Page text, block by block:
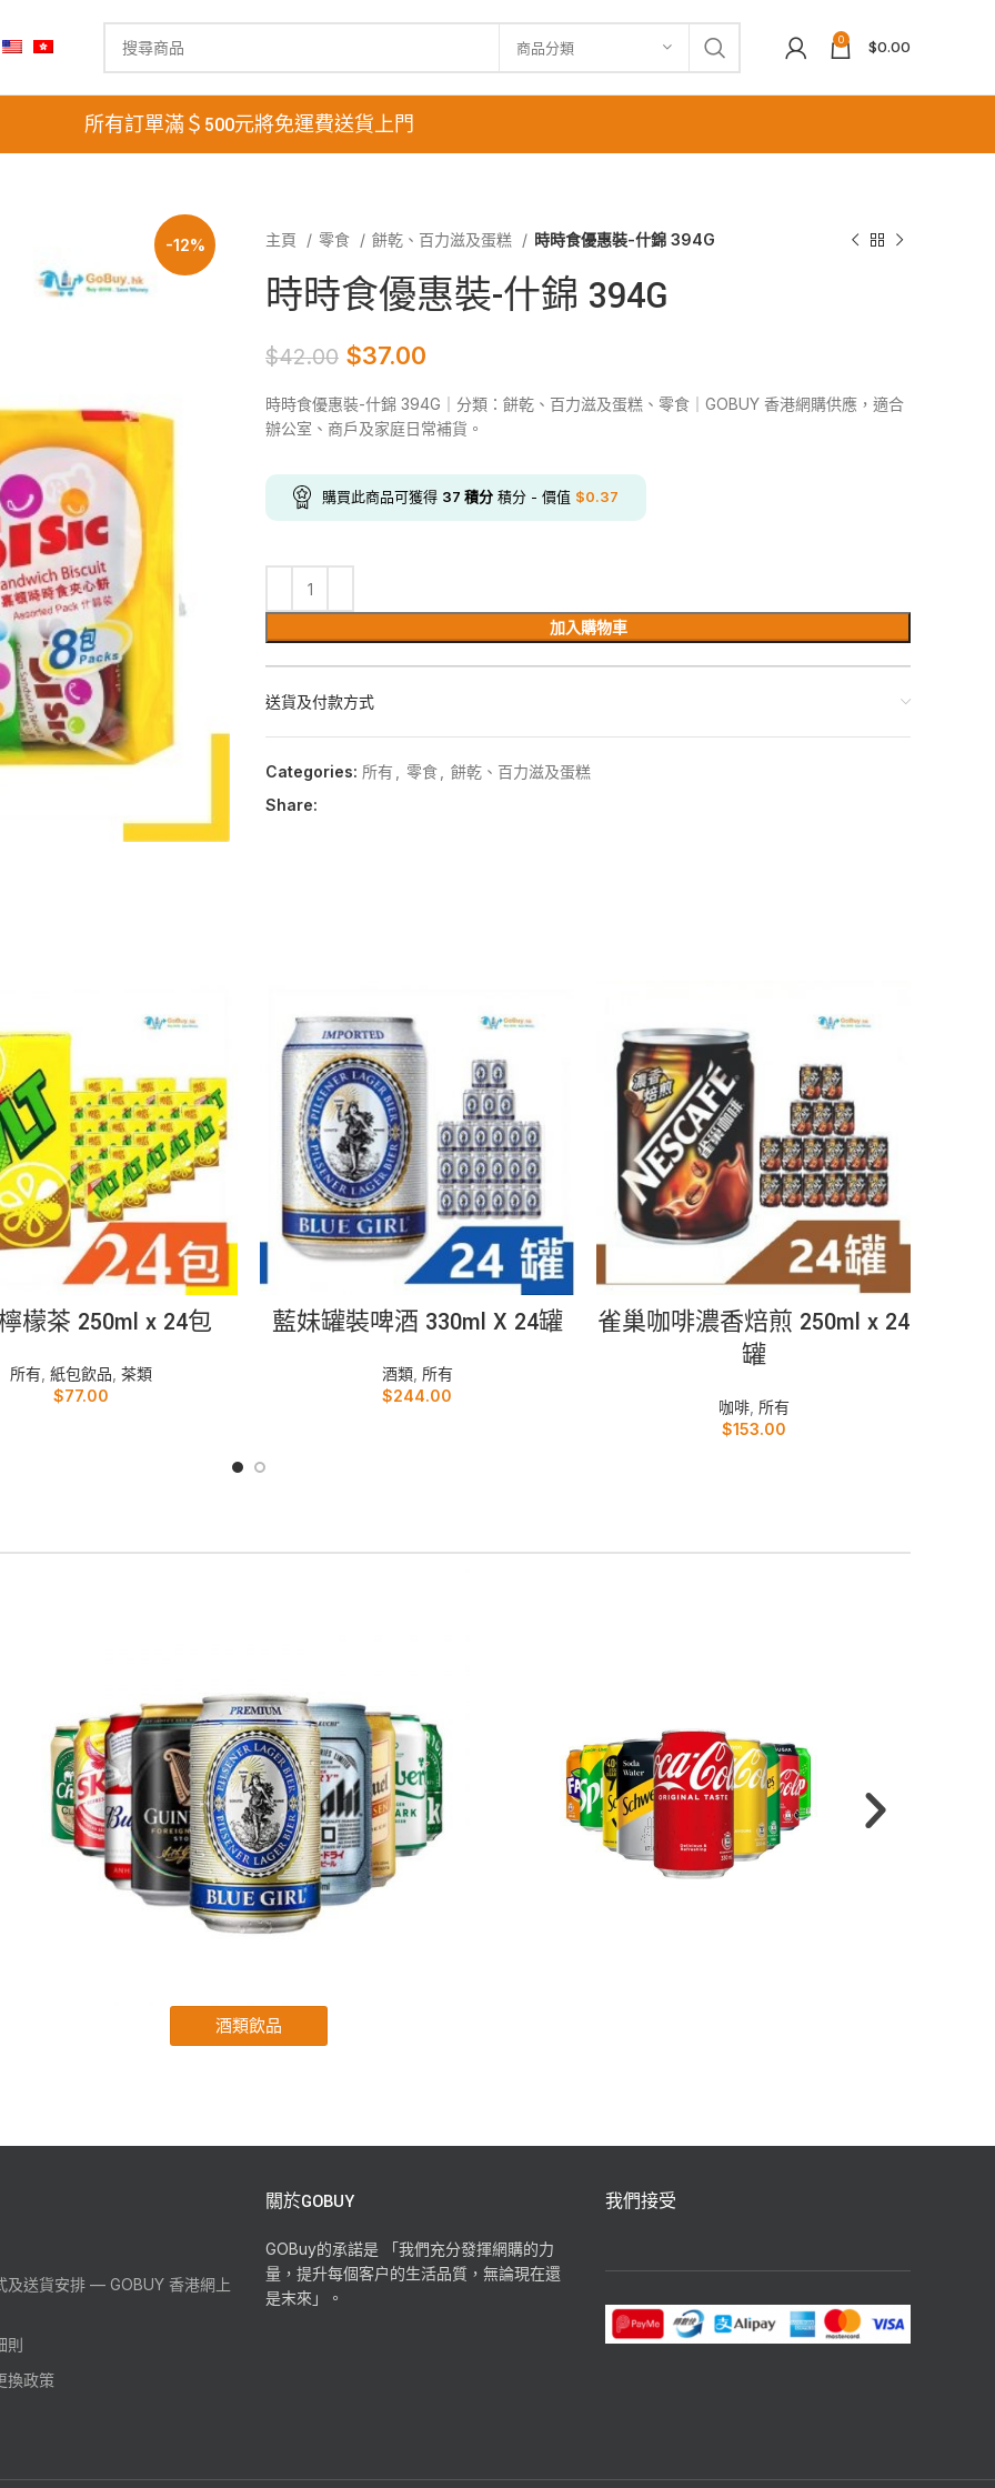
商品分類 0 $0.00
所有訂單滿＄500元將免運費送貨上門
-12% 主頁 零食 餅乾、百力滋及蛋糕 時時食優惠裝-什錦 394G
時時食優惠裝-什錦 394G
$42.00 $37.00
時時食優惠裝-什錦 394G｜分類：餅乾、百力滋及蛋糕、零食｜GOBUY 香港網購供應，適合
辦公室、商戶及家庭日常補貨。
購買此商品可獲得 37 積分 積分 - 價值 $0.37
加入購物車
送貨及付款方式
Categories: 所有 零食
餅乾、百力滋及蛋糕
Share:
檬茶 250ml x 24包
所有, 紙包飲品 茶類
$77.00
藍妹罐裝啤酒 330ml X 24罐
酒類, 所有
$244.00
加入購物車
雀巢咖啡濃香焙煎 250ml x 24
罐
咖啡, 所有
$153.00
及送貨安排 — GOBUY 香港網上
則
換政策
關於GOBUY
GOBuy的承諾是 「我們充分發揮網購的力
量，提升每個客户的生活品質，無論現在還
是末來」。
我們接受